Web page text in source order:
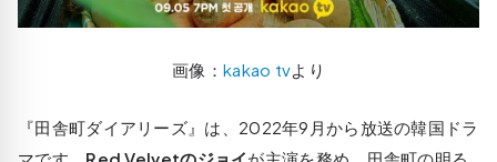
画像： kakao tvより
『田舎町ダイアリーズ』は、2022年9月から放送の韓国ドラ